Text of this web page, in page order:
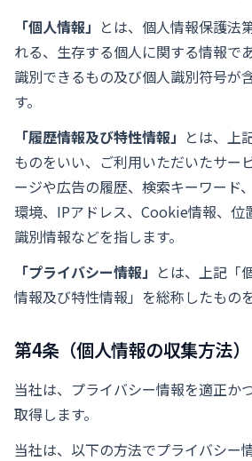
「個人情報」 とは、個人情報保護法
れる、生存する個人に関する情報で
識別できるもの及び個人識別符号が
す。
「履歴情報及び特性情報」 とは、上
ものをいい、ご利用いただいたサー
ージや広告の履歴、検索キーワード
環境、IPアドレス、Cookie情報、位
識別情報などを指します。
「プライバシー情報」 とは、上記「
情報及び特性情報」を総称したもの
第4条（個人情報の収集方法）
当社は、プライバシー情報を適正か
取得します。
当社は、以下の方法でプライバシー